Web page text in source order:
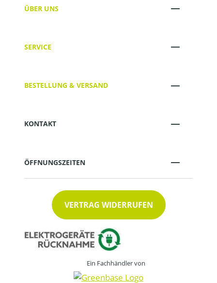
ÜBER UNS
SERVICE
BESTELLUNG & VERSAND
KONTAKT
ÖFFNUNGSZEITEN
VERTRAG WIDERRUFEN
Ein Fachhändler von